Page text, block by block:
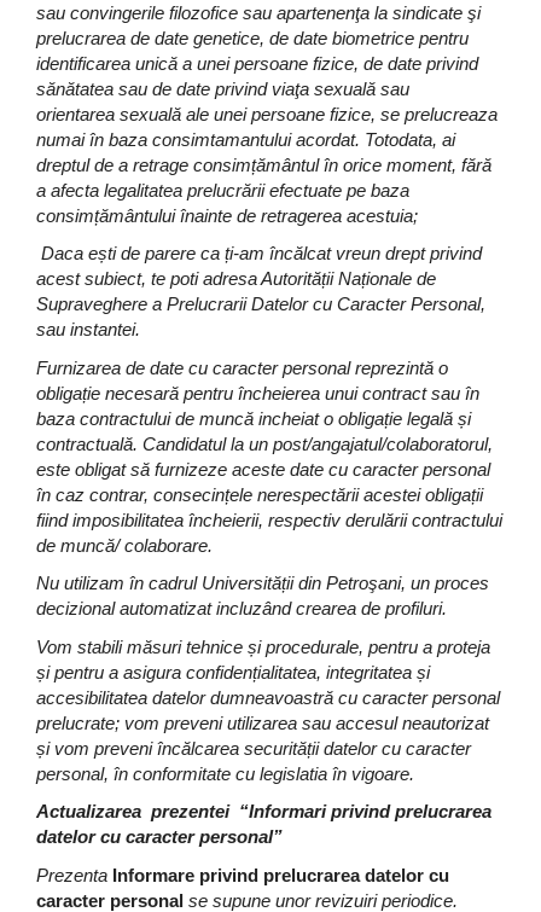
sau convingerile filozofice sau apartenenţa la sindicate şi
prelucrarea de date genetice, de date biometrice pentru
identificarea unică a unei persoane fizice, de date privind
sănătatea sau de date privind viaţa sexuală sau
orientarea sexuală ale unei persoane fizice, se prelucreaza
numai în baza consimtamantului acordat. Totodata, ai
dreptul de a retrage consimțământul în orice moment, fără
a afecta legalitatea prelucrării efectuate pe baza
consimțământului înainte de retragerea acestuia;
Daca ești de parere ca ți-am încălcat vreun drept privind
acest subiect, te poti adresa Autorității Naționale de
Supraveghere a Prelucrarii Datelor cu Caracter Personal,
sau instantei.
Furnizarea de date cu caracter personal reprezintă o
obligație necesară pentru încheierea unui contract sau în
baza contractului de muncă incheiat o obligație legală și
contractuală. Candidatul la un post/angajatul/colaboratorul,
este obligat să furnizeze aceste date cu caracter personal
în caz contrar, consecințele nerespectării acestei obligații
fiind imposibilitatea încheierii, respectiv derulării contractului
de muncă/ colaborare.
Nu utilizam în cadrul Universității din Petroşani, un proces
decizional automatizat incluzând crearea de profiluri.
Vom stabili măsuri tehnice și procedurale, pentru a proteja
și pentru a asigura confidențialitatea, integritatea și
accesibilitatea datelor dumneavoastră cu caracter personal
prelucrate; vom preveni utilizarea sau accesul neautorizat
și vom preveni încălcarea securității datelor cu caracter
personal, în conformitate cu legislatia în vigoare.
Actualizarea prezentei “Informari privind prelucrarea
datelor cu caracter personal”
Prezenta Informare privind prelucrarea datelor cu
caracter personal se supune unor revizuiri periodice.